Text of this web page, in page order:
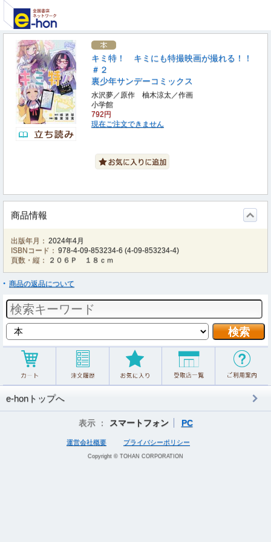
キミ特！ キミにも特撮映画が撮れる！！
＃２
裏少年サンデーコミックス
水沢夢／原作 柚木涼太／作画
小学館
792円
現在ご注文できません
商品情報
出版年月： 2024年4月
ISBNコード： 978-4-09-853234-6 (4-09-853234-4)
頁数・縦：
２０６Ｐ １８ｃｍ
商品の返品について
e-honトップへ
表示 ： スマートフォン PC
運営会社概要 プライバシーポリシー
Copyright © TOHAN CORPORATION